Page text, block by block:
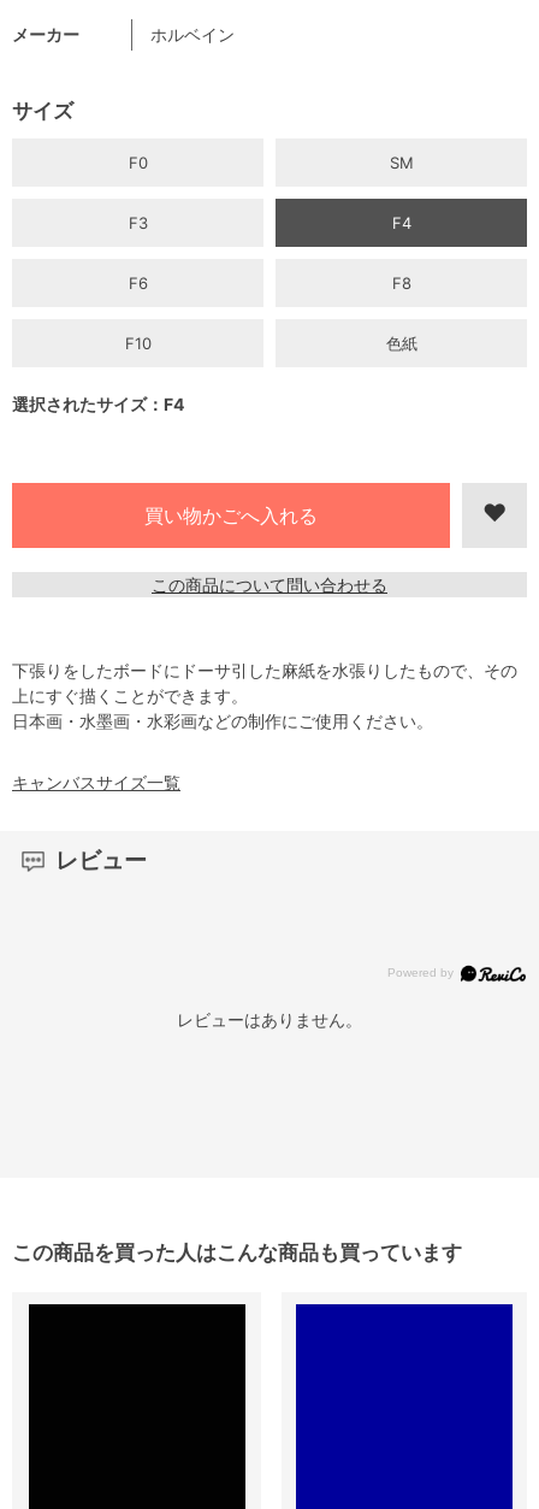
メーカー ホルベイン
サイズ
F0 SM
F3 F4
F6 F8
F10 色紙
選択されたサイズ：F4
この商品について問い合わせる
下張りをしたボードにドーサ引した麻紙を水張りしたもので、その
上にすぐ描くことができます。
日本画・水墨画・水彩画などの制作にご使用ください。
キャンバスサイズ一覧
レビュー
レビューはありません。
この商品を買った人はこんな商品も買っています